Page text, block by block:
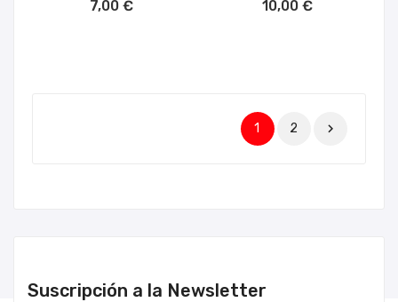
7,00 € 10,00 €
1 2 
Suscripción a la Newsletter